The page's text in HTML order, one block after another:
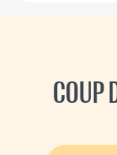
COUP